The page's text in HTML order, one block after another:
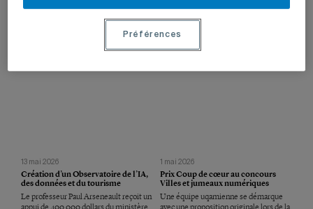
Ce sont les réels moments de
déconnexion qui procurent le plus de
penche sur le legs sportif et culturel des
13 mai 2026
Création d’un Observatoire de l’IA,
des données et du tourisme
Le professeur Paul Arseneault reçoit un
appui de 400 000 dollars du ministère
1 mai 2026
Prix Coup de cœur au concours
Villes et jumeaux numériques
Une équipe uqamienne se démarque
avec une proposition originale lors de la
Préférences